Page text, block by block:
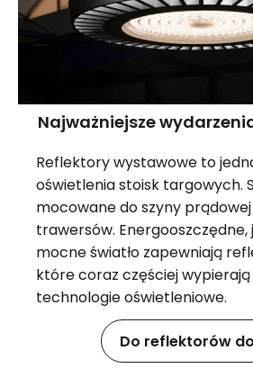
Najważniejsze
Reflektory wystawowe to
oświetlenia stoisk targowych.
mocowane do szyny
trawersów.
mocne światło zapewniają
które coraz częściej
technologie oświetleniowe.
Do reflektorów